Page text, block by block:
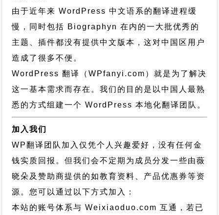
由于近年来 WordPress 中文语系的翻译进程缓
慢，同时包括 Biographyn 在内的一大批优秀的
主题、插件都没有提供中文版本，这对中国区用户
造成了很多不便。
WordPress 翻译（WPfanyi.com） 就是为了解决
这一基本需求而存在。我们的目的是以中国人最熟
悉的方式组建一个 WordPress 本地化翻译团队。
加入我们
WP翻译团队加入仅凭个人兴趣爱好，没有任何金
钱实质回报。但我们会不定期为成员分发一些由薇
晓朵及赞助商提供的如教育资料、产品优惠券等资
源。您可以通过以下方式加入：
本站的账号体系与Weixiaoduo.com 互通，若已